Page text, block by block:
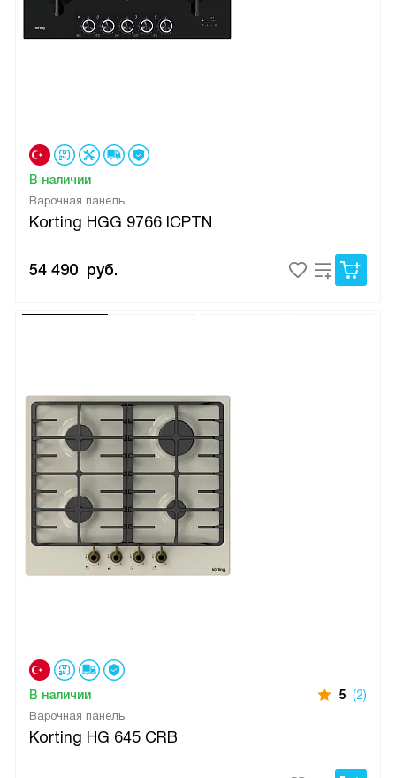
Варочная панель
Korting HGG 9766 ICPTN
В наличии
54 490 руб.
Варочная панель
Korting HG 645 CRB
В наличии 5 (2)